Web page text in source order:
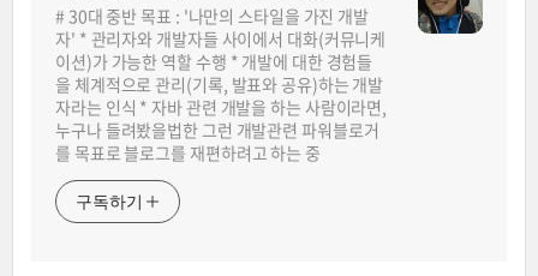
# 30대 중반 목표 : '나만의 스타일을 가진 개발
자' * 관리자와 개발자들 사이에서 대화(커뮤니케
이션)가 가능한 역할 수행 * 개발에 대한 경험들
을 체계적으로 관리(기록, 발표와 공유)하는 개발
자라는 인식 * 자바 관련 개발을 하는 사람이라면,
누구나 들려봤을법한 그런 개발관련 파워블로거
를 목표로 블로그를 재편하려고 하는 중
구독하기